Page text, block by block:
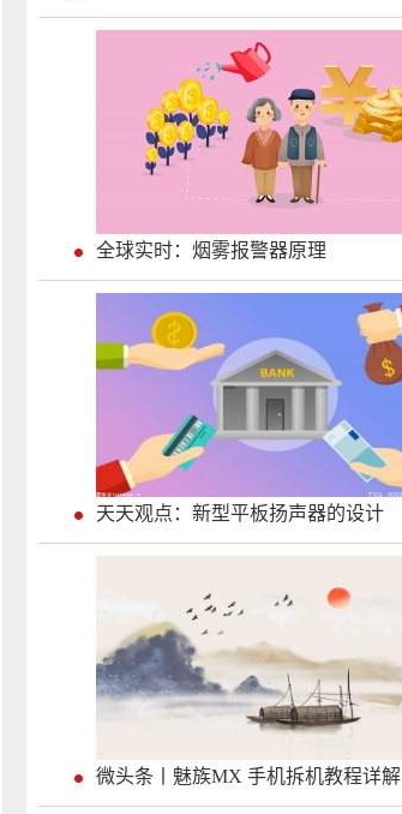
全球实时：烟雾报警器原理
天天观点：新型平板扬声器的设计
微头条丨魅族MX 手机拆机教程详解